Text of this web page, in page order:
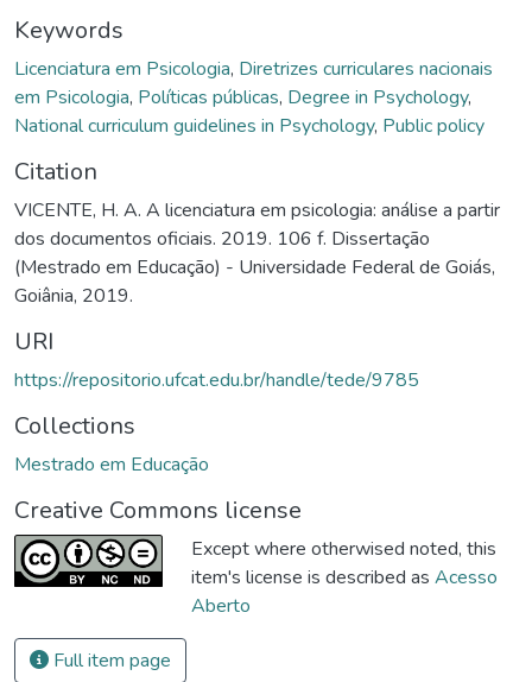
Keywords
Licenciatura em Psicologia, Diretrizes curriculares nacionais
em Psicologia, Políticas públicas, Degree in Psychology,
National curriculum guidelines in Psychology, Public policy
Citation
VICENTE, H. A. A licenciatura em psicologia: análise a partir
dos documentos oficiais. 2019. 106 f. Dissertação
(Mestrado em Educação) - Universidade Federal de Goiás,
Goiânia, 2019.
URI
https://repositorio.ufcat.edu.br/handle/tede/9785
Collections
Mestrado em Educação
Creative Commons license
Except where otherwised noted, this
item's license is described as Acesso
Aberto
Full item page